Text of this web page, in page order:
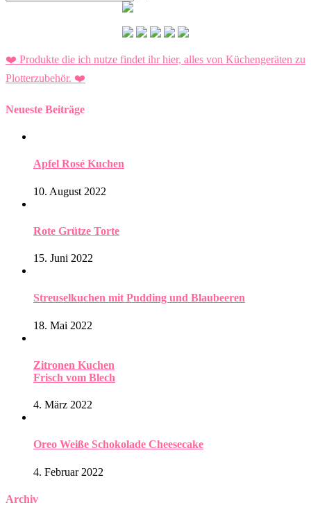
❤️ Produkte die ich nutze findet ihr hier, alles von Küchengeräten zu
Plotterzubehör. ❤️
Neueste Beiträge
Apfel Rosé Kuchen
10. August 2022
Rote Grütze Torte
15. Juni 2022
Streuselkuchen mit Pudding und Blaubeeren
18. Mai 2022
Zitronen Kuchen
Frisch vom Blech
4. März 2022
Oreo Weiße Schokolade Cheesecake
4. Februar 2022
Archiv